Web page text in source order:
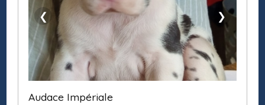
❮ ❯
Audace Impériale